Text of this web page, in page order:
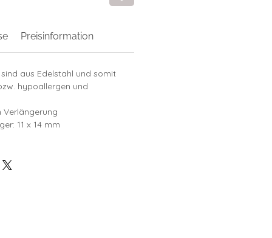
Preisinformation
aus Edelstahl und somit
hypoallergen und
Verlängerung
11 x 14 mm